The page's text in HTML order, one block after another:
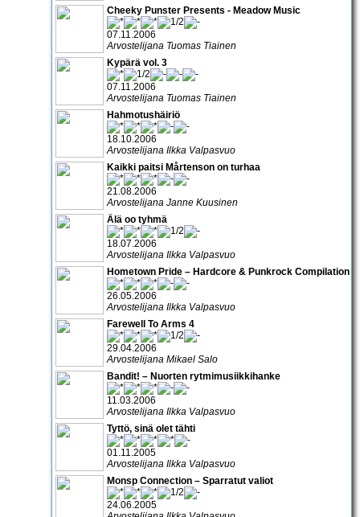
Cheeky Punster Presents - Meadow Music
07.11.2006
Arvostelijana Tuomas Tiainen
Kypärä vol. 3
07.11.2006
Arvostelijana Tuomas Tiainen
Hahmotushäiriö
18.10.2006
Arvostelijana Ilkka Valpasvuo
Kaikki paitsi Mårtenson on turhaa
21.08.2006
Arvostelijana Janne Kuusinen
Älä oo tyhmä
18.07.2006
Arvostelijana Ilkka Valpasvuo
Hometown Pride – Hardcore & Punkrock Compilation
26.05.2006
Arvostelijana Ilkka Valpasvuo
Farewell To Arms 4
29.04.2006
Arvostelijana Mikael Salo
Bandit! – Nuorten rytmimusiikkihanke
11.03.2006
Arvostelijana Ilkka Valpasvuo
Tyttö, sinä olet tähti
01.11.2005
Arvostelijana Ilkka Valpasvuo
Monsp Connection – Sparratut valiot
24.06.2005